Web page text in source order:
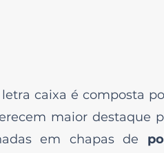
caixa é composta
maior destaque
em chapas de